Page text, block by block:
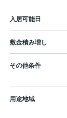
入居可能日
敷金積み増し
その他条件
用途地域